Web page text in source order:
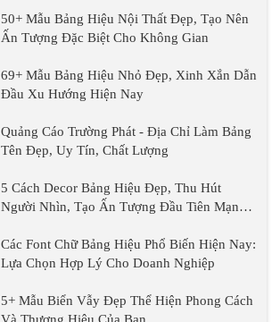
50+ Mẫu Bảng Hiệu Nội Thất Đẹp, Tạo Nên
Ấn Tượng Đặc Biệt Cho Không Gian
69+ Mẫu Bảng Hiệu Nhỏ Đẹp, Xinh Xắn Dẫn
Đầu Xu Hướng Hiện Nay
Quảng Cáo Trường Phát - Địa Chỉ Làm Bảng
Tên Đẹp, Uy Tín, Chất Lượng
5 Cách Decor Bảng Hiệu Đẹp, Thu Hút
Người Nhìn, Tạo Ấn Tượng Đầu Tiên Mạnh
Các Font Chữ Bảng Hiệu Phổ Biến Hiện Nay:
Lựa Chọn Hợp Lý Cho Doanh Nghiệp
5+ Mẫu Biển Vẫy Đẹp Thể Hiện Phong Cách
Và Thương Hiệu Của Bạn